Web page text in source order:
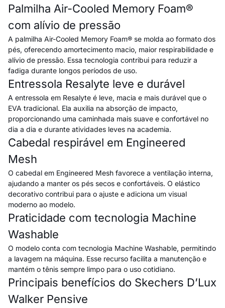
Palmilha Air-Cooled Memory Foam®
com alívio de pressão
A palmilha Air-Cooled Memory Foam® se molda ao formato dos
pés, oferecendo amortecimento macio, maior respirabilidade e
alívio de pressão. Essa tecnologia contribui para reduzir a
fadiga durante longos períodos de uso.
Entressola Resalyte leve e durável
A entressola em Resalyte é leve, macia e mais durável que o
EVA tradicional. Ela auxilia na absorção de impacto,
proporcionando uma caminhada mais suave e confortável no
dia a dia e durante atividades leves na academia.
Cabedal respirável em Engineered
Mesh
O cabedal em Engineered Mesh favorece a ventilação interna,
ajudando a manter os pés secos e confortáveis. O elástico
decorativo contribui para o ajuste e adiciona um visual
moderno ao modelo.
Praticidade com tecnologia Machine
Washable
O modelo conta com tecnologia Machine Washable, permitindo
a lavagem na máquina. Esse recurso facilita a manutenção e
mantém o tênis sempre limpo para o uso cotidiano.
Principais benefícios do Skechers D’Lux
Walker Pensive